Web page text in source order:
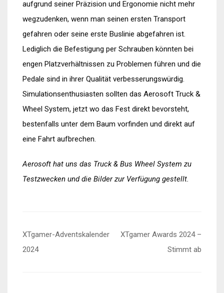
aufgrund seiner Präzision und Ergonomie nicht mehr
wegzudenken, wenn man seinen ersten Transport
gefahren oder seine erste Buslinie abgefahren ist.
Lediglich die Befestigung per Schrauben könnten bei
engen Platzverhältnissen zu Problemen führen und die
Pedale sind in ihrer Qualität verbesserungswürdig.
Simulationsenthusiasten sollten das Aerosoft Truck &
Wheel System, jetzt wo das Fest direkt bevorsteht,
bestenfalls unter dem Baum vorfinden und direkt auf
eine Fahrt aufbrechen.
Aerosoft hat uns das Truck & Bus Wheel System zu
Testzwecken und die Bilder zur Verfügung gestellt.
Beitragsnavigation
XTgamer-Adventskalender
2024
XTgamer Awards 2024 –
Stimmt ab